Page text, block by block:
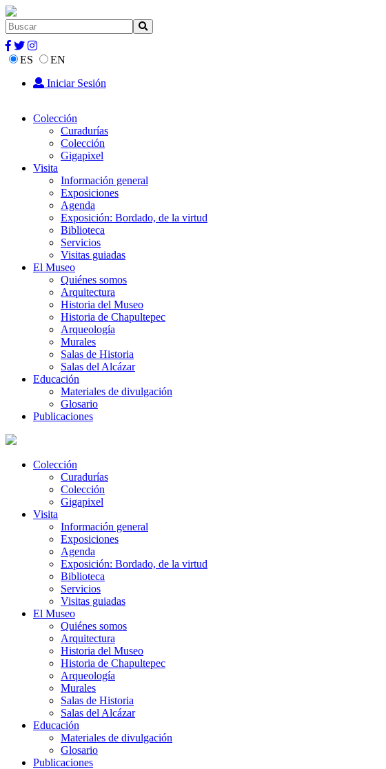
ES
EN
Iniciar Sesión
Colección
Curadurías
Colección
Gigapixel
Visita
Información general
Exposiciones
Agenda
Exposición: Bordado, de la virtud
Biblioteca
Servicios
Visitas guiadas
El Museo
Quiénes somos
Arquitectura
Historia del Museo
Historia de Chapultepec
Arqueología
Murales
Salas de Historia
Salas del Alcázar
Educación
Materiales de divulgación
Glosario
Publicaciones
Colección
Curadurías
Colección
Gigapixel
Visita
Información general
Exposiciones
Agenda
Exposición: Bordado, de la virtud
Biblioteca
Servicios
Visitas guiadas
El Museo
Quiénes somos
Arquitectura
Historia del Museo
Historia de Chapultepec
Arqueología
Murales
Salas de Historia
Salas del Alcázar
Educación
Materiales de divulgación
Glosario
Publicaciones